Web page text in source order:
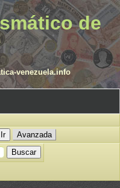
de
venezuela.info
Avanzada